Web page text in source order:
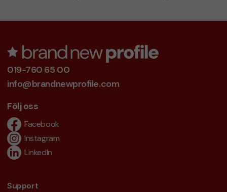
019-760 65 00
info@brandnewprofile.com
Följ oss
Facebook
Instagram
LinkedIn
Support